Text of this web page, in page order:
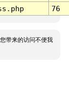
76
带来的访问不便我